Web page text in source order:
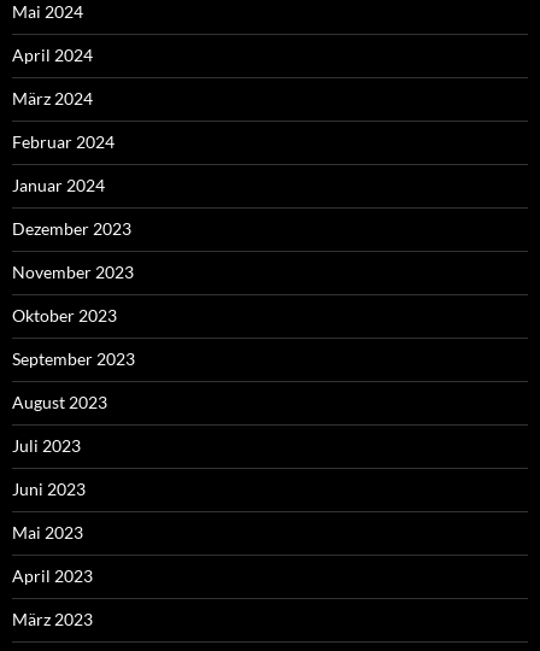
Mai 2024
April 2024
März 2024
Februar 2024
Januar 2024
Dezember 2023
November 2023
Oktober 2023
September 2023
August 2023
Juli 2023
Juni 2023
Mai 2023
April 2023
März 2023